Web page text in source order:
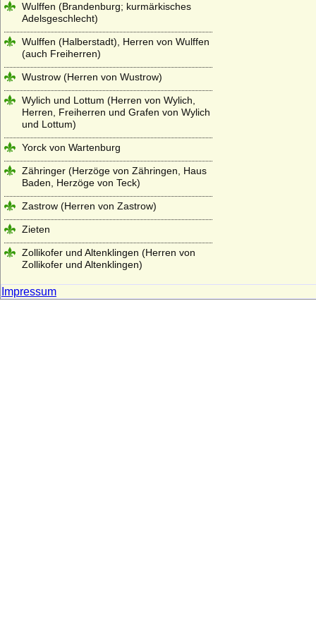
Wulffen (Brandenburg; kurmärkisches
Adelsgeschlecht)
Wulffen (Halberstadt), Herren von Wulffen
(auch Freiherren)
Wustrow (Herren von Wustrow)
Wylich und Lottum (Herren von Wylich,
Herren, Freiherren und Grafen von Wylich
und Lottum)
Yorck von Wartenburg
Zähringer (Herzöge von Zähringen, Haus
Baden, Herzöge von Teck)
Zastrow (Herren von Zastrow)
Zieten
Zollikofer und Altenklingen (Herren von
Zollikofer und Altenklingen)
Impressum